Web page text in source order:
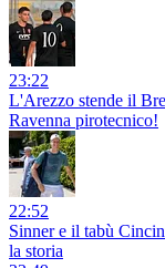
23:22
L'Arezzo stende il
Ravenna pirotecnico!
22:52
Sinner e il tabù
la storia